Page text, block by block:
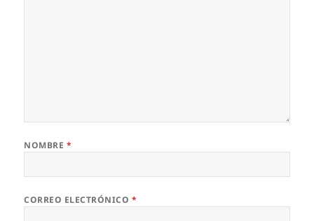
NOMBRE *
CORREO ELECTRÓNICO *